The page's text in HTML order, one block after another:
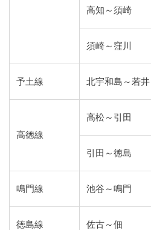
高知～須崎
須崎～窪川
予土線 北宇和島～若井
高徳線
高松～引田
引田～徳島
鳴門線 池谷～鳴門
徳島線 佐古～佃